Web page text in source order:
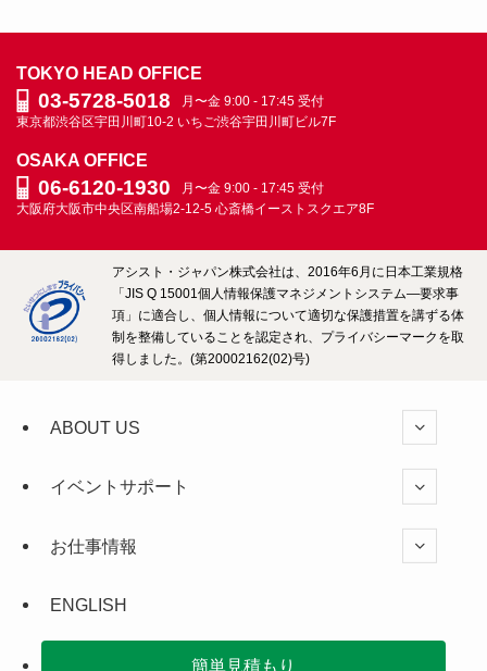
ブ
グ
ARCHIVE
TOKYO HEAD OFFICE
03-5728-5018
月〜金 9:00 - 17:45 受付
東京都渋谷区宇田川町10-2 いちご渋谷宇田川町ビル7F
OSAKA OFFICE
06-6120-1930
月〜金 9:00 - 17:45 受付
大阪府大阪市中央区南船場2-12-5 心斎橋イーストスクエア8F
アシスト・ジャパン株式会社は、2016年6月に日本工業規格
「JIS Q 15001個人情報保護マネジメントシステム―要求事
項」に適合し、個人情報について適切な保護措置を講ずる体
制を整備していることを認定され、プライバシーマークを取
得しました。(第20002162(02)号)
ABOUT US
イベントサポート
お仕事情報
ENGLISH
簡単見積もり